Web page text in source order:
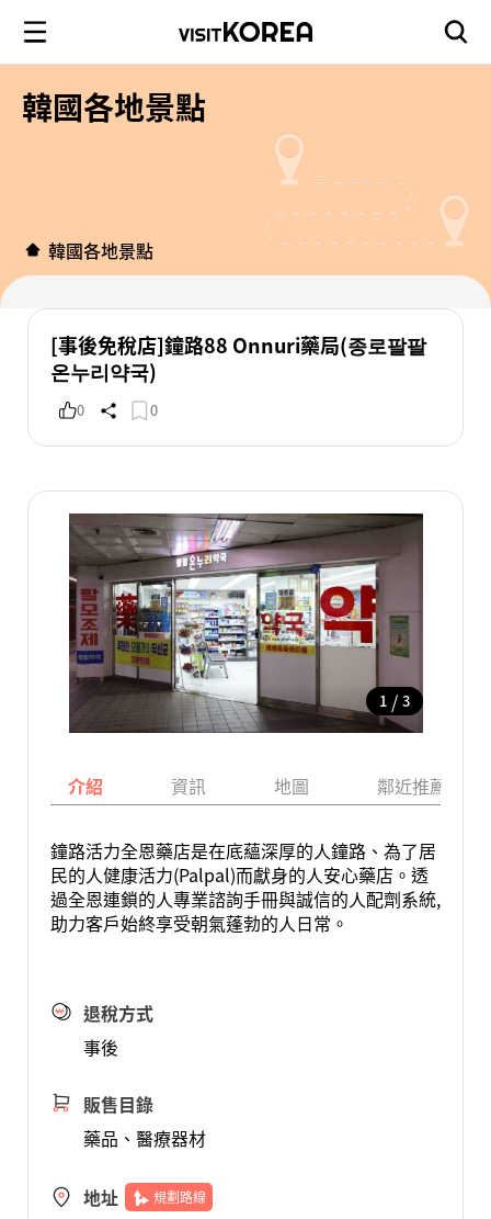
韓國各地景點
韓國各地景點
[事後免稅店]鐘路88 Onnuri藥局(종로팔팔
온누리약국)
0 0
1 / 3
介紹 資訊 地圖 鄰近推薦景點
鐘路活力全恩藥店是在底蘊深厚的人鐘路、為了居
民的人健康活力(Palpal)而獻身的人安心藥店。透
過全恩連鎖的人專業諮詢手冊與誠信的人配劑系統,
助力客戶始終享受朝氣蓬勃的人日常。
退稅方式
事後
販售目錄
藥品、醫療器材
地址 規劃路線